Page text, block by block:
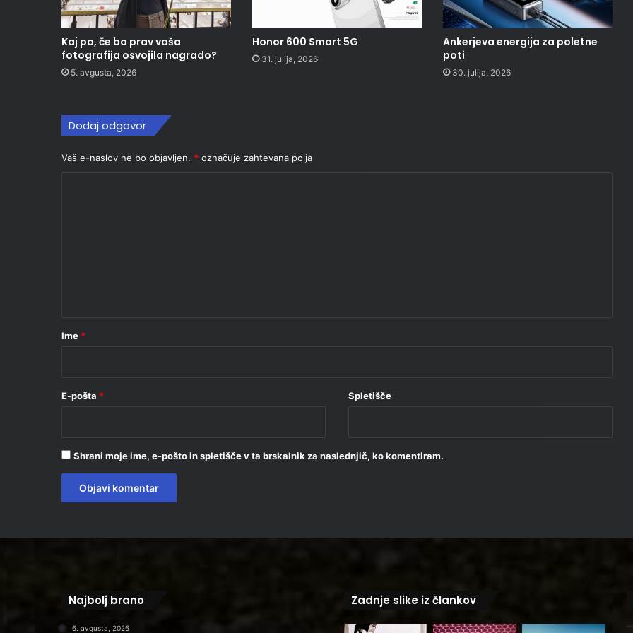
Kaj pa, če bo prav vaša
fotografija osvojila nagrado?
5. avgusta, 2026
Honor 600 Smart 5G
31. julija, 2026
Ankerjeva energija za poletne
poti
30. julija, 2026
Dodaj odgovor
Vaš e-naslov ne bo objavljen. * označuje zahtevana polja
r
Ime *
E-pošta * Spletišče
Shrani moje ime, e-pošto in spletišče v ta brskalnik za naslednjič, ko komentiram.
Najbolj brano
6. avgusta, 2026
Zadnje slike iz člankov